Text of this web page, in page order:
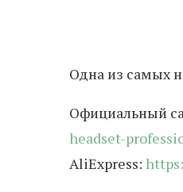
Одна из самых
Официальный
headset-
AliExpress: